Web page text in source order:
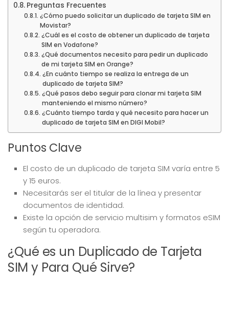
Preguntas Frecuentes
¿Cómo puedo solicitar un duplicado de tarjeta SIM en
Movistar?
¿Cuál es el costo de obtener un duplicado de tarjeta
SIM en Vodafone?
¿Qué documentos necesito para pedir un duplicado
de mi tarjeta SIM en Orange?
¿En cuánto tiempo se realiza la entrega de un
duplicado de tarjeta SIM?
¿Qué pasos debo seguir para clonar mi tarjeta SIM
manteniendo el mismo número?
¿Cuánto tiempo tarda y qué necesito para hacer un
duplicado de tarjeta SIM en DIGI Mobil?
Puntos Clave
El costo de un duplicado de tarjeta SIM varía entre 5
y 15 euros.
Necesitarás ser el titular de la línea y presentar
documentos de identidad.
Existe la opción de servicio multisim y formatos eSIM
según tu operadora.
¿Qué es un Duplicado de Tarjeta
SIM y Para Qué Sirve?